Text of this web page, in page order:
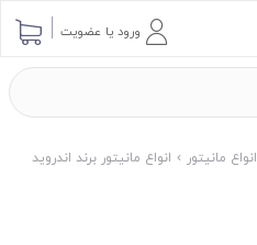
ورود یا عضویت
انواع مانیتور انواع مانیتور برند اندروید